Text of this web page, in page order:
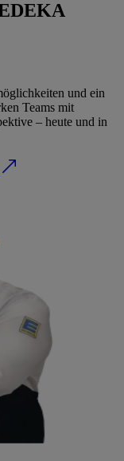
und ein
Teams mit
– heute und in